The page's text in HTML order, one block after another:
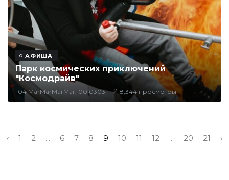
АФИША
Парк космических приключений
"Космодрайв"
04 MarMarMarMar, 00:0303 8,344 просмотры
‹ 1 2 ... 6 7 8 9 10 11 12 ... 20 21 ›